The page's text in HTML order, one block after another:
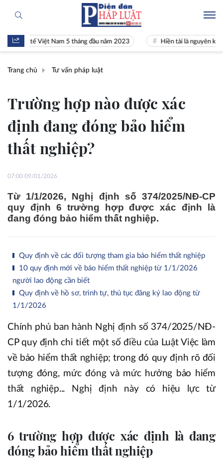
tế Việt Nam 5 tháng đầu năm 2023 Hiền tài là nguyên khí Quốc gia
Trang chủ Tư vấn pháp luật
Trường hợp nào được xác
định đang đóng bảo hiểm
thất nghiệp?
07:00 09/01/2026
Từ 1/1/2026, Nghị định số 374/2025/NĐ-CP
quy định 6 trường hợp được xác định là
đang đóng bảo hiểm thất nghiệp.
Quy định về các đối tượng tham gia bảo hiểm thất nghiệp
10 quy định mới về bảo hiểm thất nghiệp từ 1/1/2026
người lao động cần biết
Quy định về hồ sơ, trình tự, thủ tục đăng ký lao động từ
1/1/2026
Chính phủ ban hành Nghị định số 374/2025/NĐ-
CP quy định chi tiết một số điều của Luật Việc làm
về bảo hiểm thất nghiệp; trong đó quy định rõ đối
tượng đóng, mức đóng và mức hưởng bảo hiểm
thất nghiệp... Nghị định này có hiệu lực từ
1/1/2026.
6 trường hợp được xác định là đang
đóng bảo hiểm thất nghiệp